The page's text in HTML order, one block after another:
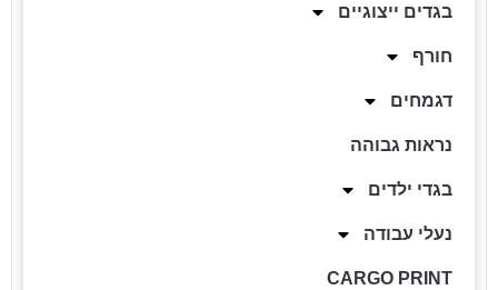
בגדים ייצוגיים
חורף
דגמחים
נראות גבוהה
בגדי ילדים
נעלי עבודה
CARGO PRINT